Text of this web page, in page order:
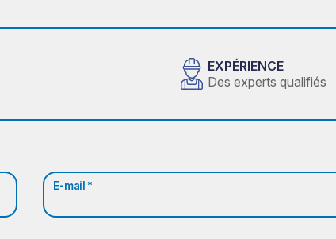
EXPÉRIENCE
Des experts qualifiés
E-mail *